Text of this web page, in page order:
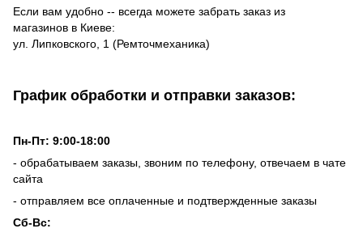
Если вам удобно -- всегда можете забрать заказ из
магазинов в Киеве:
ул. Липковского, 1 (Ремточмеханика)
График обработки и отправки заказов:
Пн-Пт: 9:00-18:00
- обрабатываем заказы, звоним по телефону, отвечаем в чате
сайта
- отправляем все оплаченные и подтвержденные заказы
Сб-Вс: